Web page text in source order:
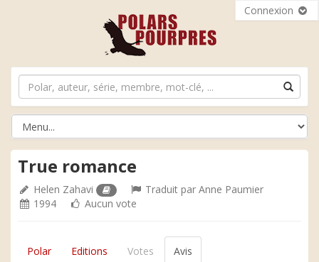
Connexion
True romance
Helen Zahavi Traduit parAnne Paumier
1994
Aucun vote
Polar Editions Votes Avis